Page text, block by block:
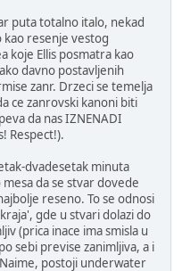
puta totalno italo, nekad
kao resenje vestog
koje Ellis posmatra kao
davno postavljenih
zanr. Drzeci se temelja
ce zanrovski kanoni biti
da nas IZNENADI
Respect!).
dvadesetak minuta
da se stvar dovede
reseno. To se odnosi
gde u stvari dolazi do
(prica inace ima smisla u
sebi previse zanimljiva, a i
postoji underwater